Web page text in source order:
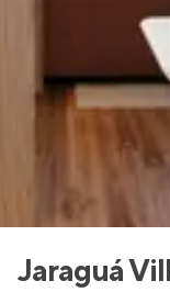
Jaraguá